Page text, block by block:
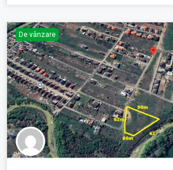
De vânzare